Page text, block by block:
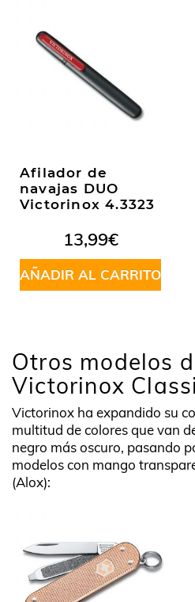
Afilador de
navajas DUO
Victorinox 4.3323
13,99€
AÑADIR AL CARRITO
Otros modelos
Victorinox
Victorinox ha expandido su
multitud de colores que van
negro más oscuro, pasando
modelos con mango
(Alox):